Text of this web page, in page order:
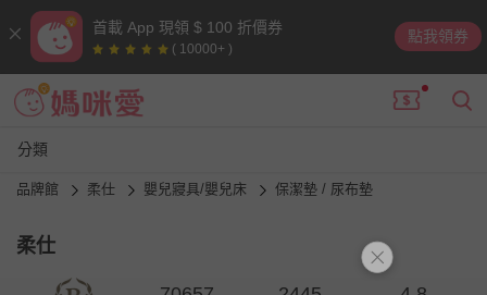
首載 App 現領 $ 100 折價券
( 10000+ )
點我領券
分類
品牌館 柔仕 嬰兒寢具/嬰兒床 保潔墊 / 尿布墊
柔仕